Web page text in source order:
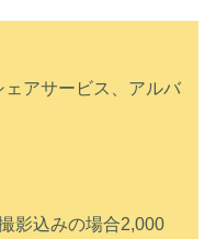
アサービス、アルバ
影込みの場合2,000